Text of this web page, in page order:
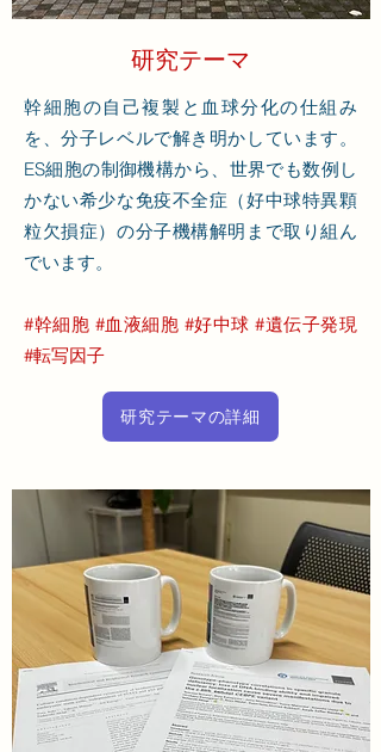
​研究テーマ
幹細胞の自己複製と血球分化の仕組み
を、分子レベルで解き明かしています。
ES細胞の制御機構から、世界でも数例し
かない希少な免疫不全症（好中球特異顆
粒欠損症）の分子機構解明まで取り組ん
でいます。
#幹細胞 #血液細胞 #好中球 #遺伝子発現
#転写因子
研究テーマの詳細